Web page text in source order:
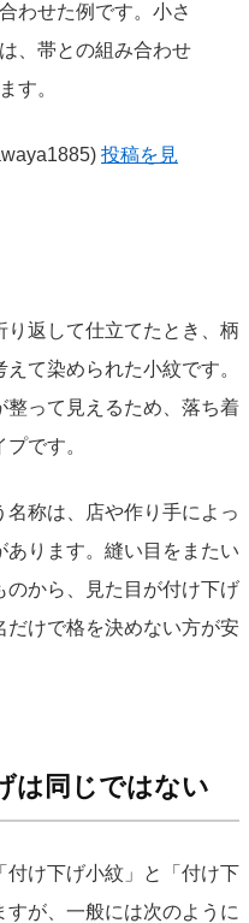
わせた例です。小さ
、帯との組み合わせ
す。
投稿を見
返して仕立てたとき、柄
て染められた小紋です。
って見えるため、落ち着
です。
称は、店や作り手によっ
ります。縫い目をまたい
のから、見た目が付け下げ
だけで格を決めない方が安
は同じではない
け下げ小紋」と「付け下
が、一般には次のように